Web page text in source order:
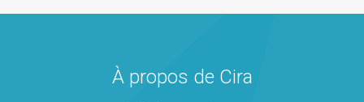
À propos de Cira